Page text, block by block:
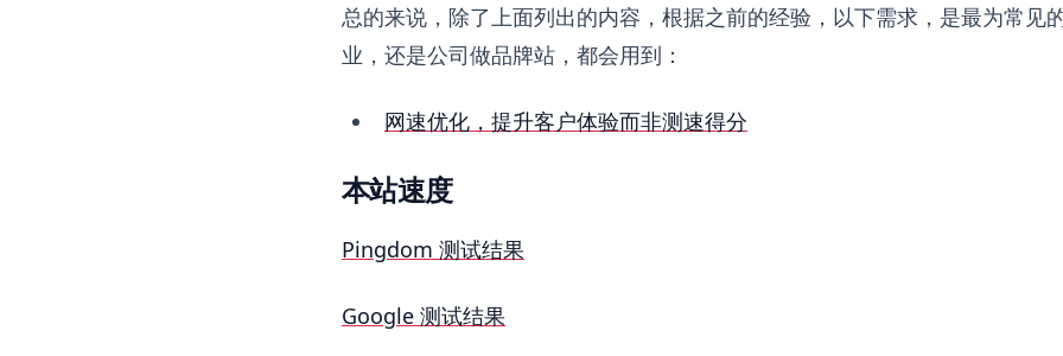
总的来说，除了上面列出的内容，根据之前的经验，以下需求，是最为常见
业，还是公司做品牌站，都会用到：
网速优化，提升客户体验而非测速得分
本站速度
Pingdom 测试结果
Google 测试结果